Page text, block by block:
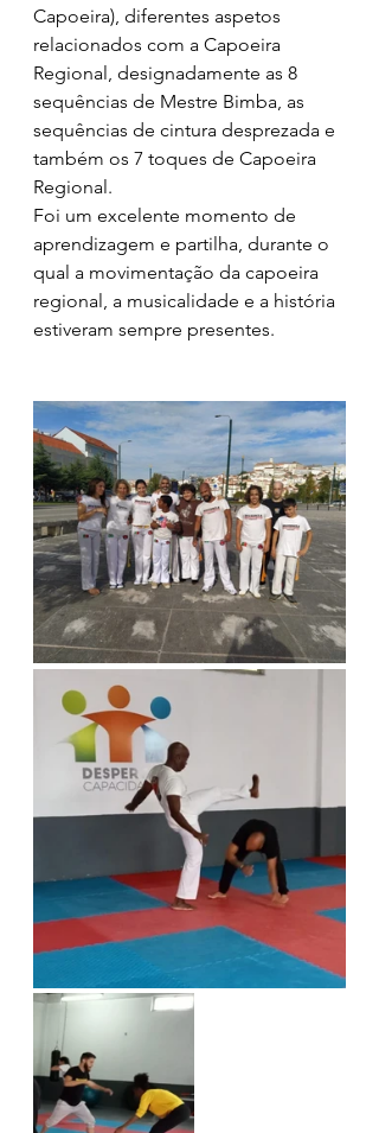
Capoeira), diferentes aspetos
relacionados com a Capoeira
Regional, designadamente as 8
sequências de Mestre Bimba, as
sequências de cintura desprezada e
também os 7 toques de Capoeira
Regional.
Foi um excelente momento de
aprendizagem e partilha, durante o
qual a movimentação da capoeira
regional, a musicalidade e a história
estiveram sempre presentes.